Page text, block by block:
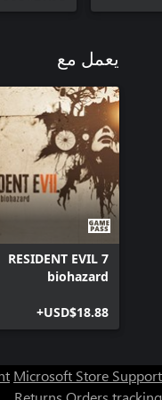
يعمل مع
RESIDENT EVIL 7
biohazard
USD$18.88+
Microsoft Store Support